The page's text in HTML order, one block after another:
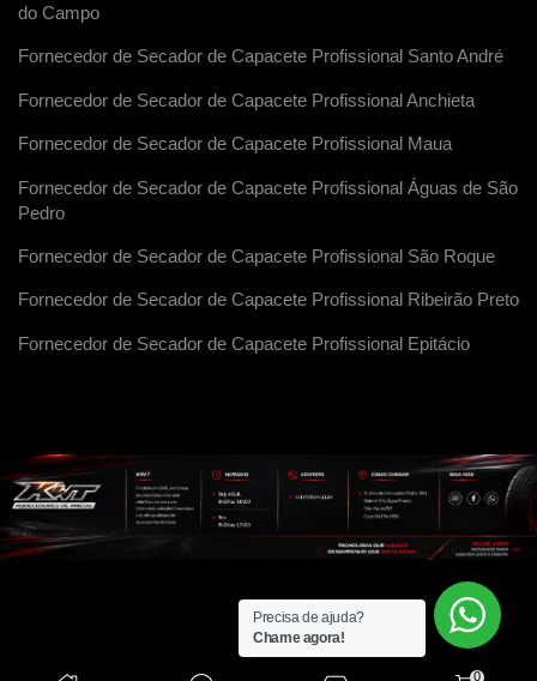
do Campo
Fornecedor de Secador de Capacete Profissional Santo André
Fornecedor de Secador de Capacete Profissional Anchieta
Fornecedor de Secador de Capacete Profissional Maua
Fornecedor de Secador de Capacete Profissional Águas de São
Pedro
Fornecedor de Secador de Capacete Profissional São Roque
Fornecedor de Secador de Capacete Profissional Ribeirão Preto
Fornecedor de Secador de Capacete Profissional Epitácio
0
Precisa de ajuda?
Chame agora!